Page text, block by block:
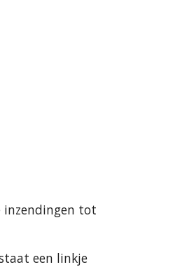
inzendingen tot
een linkje